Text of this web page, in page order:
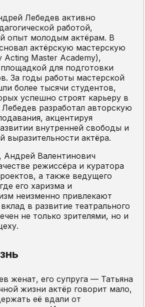
Лебедев активно
работой,
опыт молодым актёрам. В
актёрскую мастерскую
Acting Master Academy),
площадкой для подготовки
За годы работы мастерской
более тысячи студентов,
успешно строят карьеру в
разработал авторскую
акцентируя
внутренней свободы и
выразительности актёра.
Андрей Валентинович
режиссёра и куратора
а также ведущего
его харизма и
неизменно привлекают
в развитие театрального
не только зрителями, но и
женат, его супруга — Татьяна
жизни актёр говорит мало,
её вдали от